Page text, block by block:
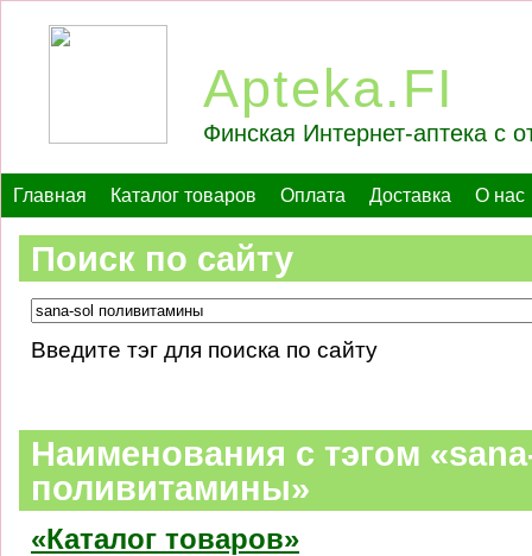
Apteka.FI
Финская Интернет-аптека с
Главная Каталог товаров Оплата Доставка О нас
Поиск по сайту
Введите тэг для поиска по сайту
Наименования c тэгом
поливитамины»
«Каталог товаров»